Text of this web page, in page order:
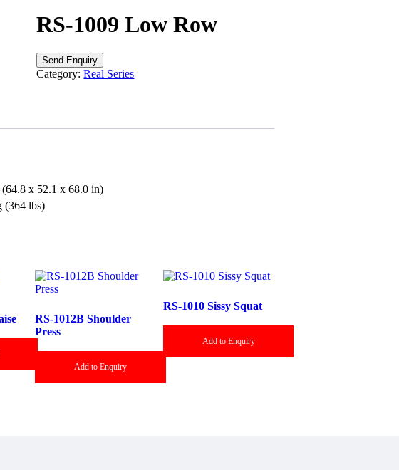
RS-1009 Low Row
Send Enquiry
Category:Real Series
x 52.1 x 68.0 in)
(364 lbs)
RS-1012B Shoulder
Press
Add to Enquiry
RS-1010 Sissy Squat
Add to Enquiry